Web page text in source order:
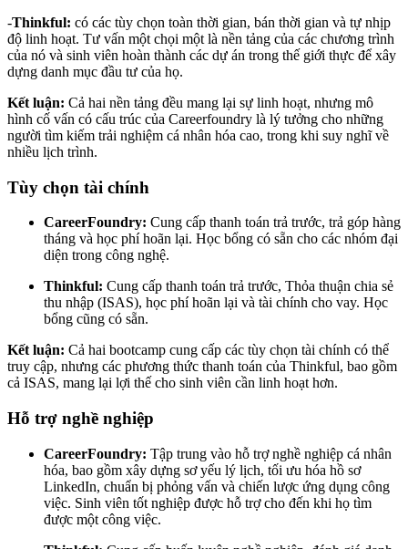
-Thinkful: có các tùy chọn toàn thời gian, bán thời gian và tự nhịp
độ linh hoạt. Tư vấn một chọi một là nền tảng của các chương trình
của nó và sinh viên hoàn thành các dự án trong thế giới thực để xây
dựng danh mục đầu tư của họ.
Kết luận: Cả hai nền tảng đều mang lại sự linh hoạt, nhưng mô
hình cố vấn có cấu trúc của Careerfoundry là lý tưởng cho những
người tìm kiếm trải nghiệm cá nhân hóa cao, trong khi suy nghĩ về
nhiều lịch trình.
Tùy chọn tài chính
CareerFoundry: Cung cấp thanh toán trả trước, trả góp hàng
tháng và học phí hoãn lại. Học bổng có sẵn cho các nhóm đại
diện trong công nghệ.
Thinkful: Cung cấp thanh toán trả trước, Thỏa thuận chia sẻ
thu nhập (ISAS), học phí hoãn lại và tài chính cho vay. Học
bổng cũng có sẵn.
Kết luận: Cả hai bootcamp cung cấp các tùy chọn tài chính có thể
truy cập, nhưng các phương thức thanh toán của Thinkful, bao gồm
cả ISAS, mang lại lợi thế cho sinh viên cần linh hoạt hơn.
Hỗ trợ nghề nghiệp
CareerFoundry: Tập trung vào hỗ trợ nghề nghiệp cá nhân
hóa, bao gồm xây dựng sơ yếu lý lịch, tối ưu hóa hồ sơ
LinkedIn, chuẩn bị phỏng vấn và chiến lược ứng dụng công
việc. Sinh viên tốt nghiệp được hỗ trợ cho đến khi họ tìm
được một công việc.